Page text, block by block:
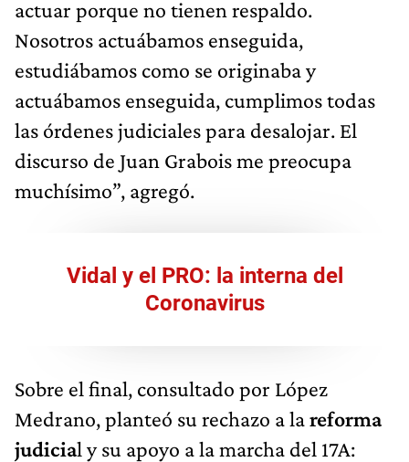
actuar porque no tienen respaldo.
Nosotros actuábamos enseguida,
estudiábamos como se originaba y
actuábamos enseguida, cumplimos todas
las órdenes judiciales para desalojar. El
discurso de Juan Grabois me preocupa
muchísimo”, agregó.
Vidal y el PRO: la interna del
Coronavirus
Sobre el final, consultado por López
Medrano, planteó su rechazo a lareforma
judicial y su apoyo a la marcha del 17A: